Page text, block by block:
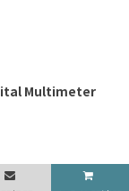
Multimeter